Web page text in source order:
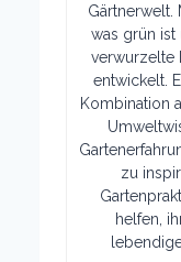
Gärtnerwelt.
was grün ist
verwurzelte
entwickelt.
Kombination
zu
helfen,